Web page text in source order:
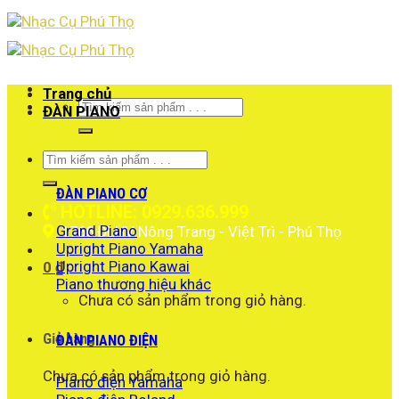
Skip
content
Tìm
kiếm:
Tìm
kiếm:
HOTLINE: 0929.636.999
1766 ĐLHV Nông Trang - Việt Trì - Phú Thọ
0 ₫
Chưa có sản phẩm trong giỏ hàng.
Giỏ hàng
Chưa có sản phẩm trong giỏ hàng.
Trang chủ
ĐÀN PIANO
ĐÀN PIANO CƠ
Grand Piano
Upright Piano Yamaha
Upright Piano Kawai
Piano thương hiệu khác
ĐÀN PIANO ĐIỆN
Piano điện Yamaha